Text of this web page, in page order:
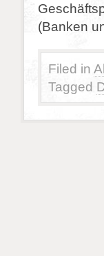
(Banken
Filed in
Tagged